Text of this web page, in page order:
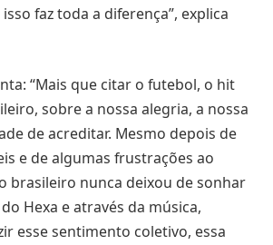
faz toda a diferença”, explica
“Mais que citar o futebol, o hit
sobre a nossa alegria, a nossa
de acreditar. Mesmo depois de
e de algumas frustrações ao
brasileiro nunca deixou de sonhar
Hexa e através da música,
esse sentimento coletivo, essa